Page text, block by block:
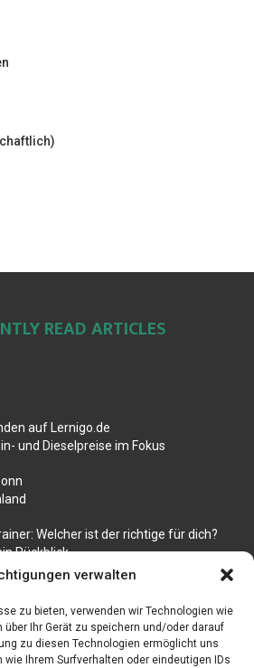
verwalten
zu bieten, verwenden wir Technologien wie
Ihr Gerät zu speichern und/oder darauf
zu diesen Technologien ermöglicht uns
wie Ihrem Surfverhalten oder eindeutigen IDs
READ ARTICLES
auf Lernigo.de
und Dieselpreise im Fokus
Welcher ist der richtige für dich?
Rückblick